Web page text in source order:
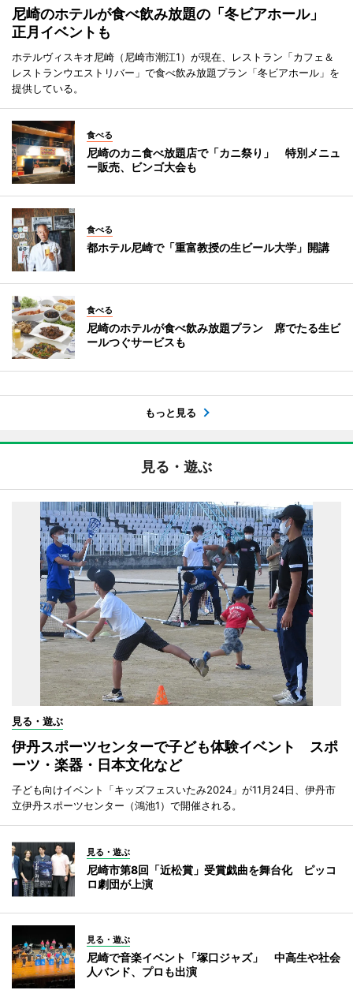
尼崎のホテルが食べ飲み放題の「冬ビアホール」
正月イベントも
ホテルヴィスキオ尼崎（尼崎市潮江1）が現在、レストラン「カフェ＆
レストランウエストリバー」で食べ飲み放題プラン「冬ビアホール」を
提供している。
食べる
尼崎のカニ食べ放題店で「カニ祭り」 特別メニュ
ー販売、ビンゴ大会も
食べる
都ホテル尼崎で「重富教授の生ビール大学」開講
食べる
尼崎のホテルが食べ飲み放題プラン 席でたる生ビ
ールつぐサービスも
もっと見る
見る・遊ぶ
見る・遊ぶ
伊丹スポーツセンターで子ども体験イベント スポ
ーツ・楽器・日本文化など
子ども向けイベント「キッズフェスいたみ2024」が11月24日、伊丹市
立伊丹スポーツセンター（鴻池1）で開催される。
見る・遊ぶ
尼崎市第8回「近松賞」受賞戯曲を舞台化 ピッコ
ロ劇団が上演
見る・遊ぶ
尼崎で音楽イベント「塚口ジャズ」 中高生や社会
人バンド、プロも出演